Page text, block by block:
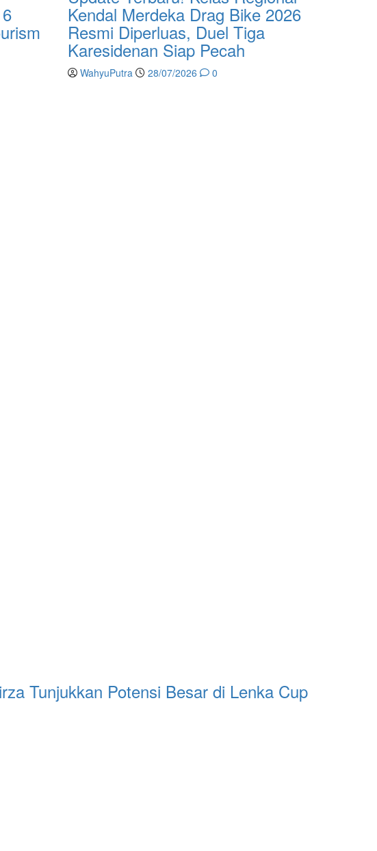
Kendal Merdeka Drag Bike 2026
Resmi Diperluas, Duel Tiga
Karesidenan Siap Pecah
WahyuPutra 28/07/2026 0
Tunjukkan Potensi Besar di Lenka Cup